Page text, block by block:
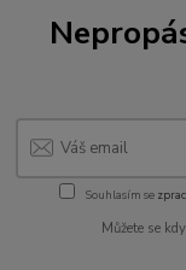
Souhlasím se
Můžete se